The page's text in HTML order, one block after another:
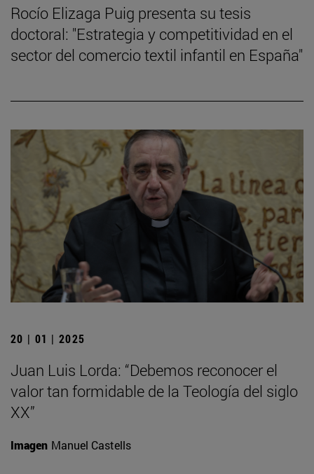
Rocío Elizaga Puig presenta su tesis
doctoral: "Estrategia y competitividad en el
sector del comercio textil infantil en España"
20 | 01 | 2025
Juan Luis Lorda: “Debemos reconocer el
valor tan formidable de la Teología del siglo
XX”
Imagen Manuel Castells